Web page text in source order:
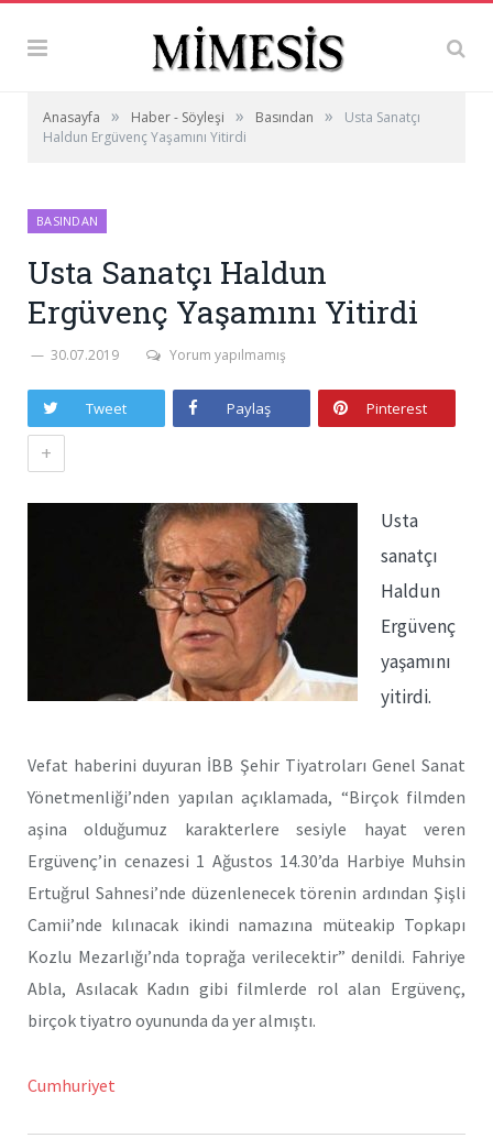
Anasayfa » Haber - Söyleşi » Basından »
Usta Sanatçı
Haldun Ergüvenç Yaşamını Yitirdi
BASINDAN
Usta Sanatçı Haldun
Ergüvenç Yaşamını Yitirdi
30.07.2019 Yorum yapılmamış
Tweet Paylaş Pinterest
+
Usta
sanatçı
Haldun
Ergüvenç
yaşamını
yitirdi.
Vefat haberini duyuran İBB Şehir Tiyatroları Genel Sanat
Yönetmenliği’nden yapılan açıklamada, “Birçok filmden
aşina olduğumuz karakterlere sesiyle hayat veren
Ergüvenç’in cenazesi 1 Ağustos 14.30’da Harbiye Muhsin
Ertuğrul Sahnesi’nde düzenlenecek törenin ardından Şişli
Camii’nde kılınacak ikindi namazına müteakip Topkapı
Kozlu Mezarlığı’nda toprağa verilecektir” denildi. Fahriye
Abla, Asılacak Kadın gibi filmlerde rol alan Ergüvenç,
birçok tiyatro oyununda da yer almıştı.
Cumhuriyet